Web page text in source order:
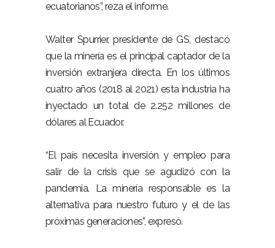
ecuatorianos”, reza el informe.
Walter Spurrier, presidente de GS, destacó
que la minería es el principal captador de la
inversión extranjera directa. En los últimos
cuatro años (2018 al 2021) esta industria ha
inyectado un total de 2.252 millones de
dólares al Ecuador.
“El país necesita inversión y empleo para
salir de la crisis que se agudizó con la
pandemia. La minería responsable es la
alternativa para nuestro futuro y el de las
próximas generaciones”, expresó.